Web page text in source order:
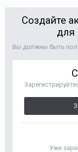
Создайте
для
Вы должны быть
Уже